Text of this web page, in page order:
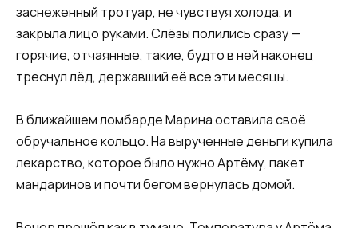
заснеженный тротуар, не чувствуя холода, и
закрыла лицо руками. Слёзы полились сразу —
горячие, отчаянные, такие, будто в ней наконец
треснул лёд, державший её все эти месяцы.
В ближайшем ломбарде Марина оставила своё
обручальное кольцо. На вырученные деньги купила
лекарство, которое было нужно Артёму, пакет
мандаринов и почти бегом вернулась домой.